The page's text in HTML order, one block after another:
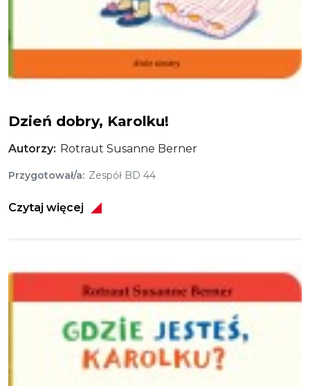
Dzień dobry, Karolku!
Autorzy Rotraut Susanne Berner
Przygotował/a Zespół BD 44
Czytaj więcej
Obraz